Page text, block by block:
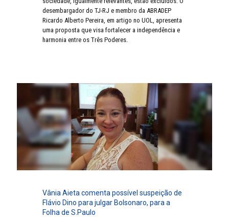
desembargador do TJ-RJ e membro da ABRADEP
Ricardo Alberto Pereira, em artigo no UOL, apresenta
uma proposta que visa fortalecer a independência e
harmonia entre os Três Poderes.
Vânia Aieta comenta possível suspeição de
Flávio Dino para julgar Bolsonaro, para a
Folha de S.Paulo